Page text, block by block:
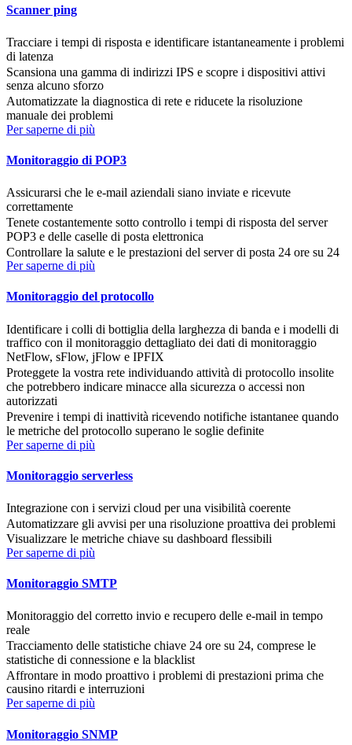
Scanner ping
Tracciare i tempi di risposta e identificare istantaneamente i problemi
di latenza
Scansiona una gamma di indirizzi IPS e scopre i dispositivi attivi
senza alcuno sforzo
Automatizzate la diagnostica di rete e riducete la risoluzione
manuale dei problemi
Per saperne di più
Monitoraggio di POP3
Assicurarsi che le e-mail aziendali siano inviate e ricevute
correttamente
Tenete costantemente sotto controllo i tempi di risposta del server
POP3 e delle caselle di posta elettronica
Controllare la salute e le prestazioni del server di posta 24 ore su 24
Per saperne di più
Monitoraggio del protocollo
Identificare i colli di bottiglia della larghezza di banda e i modelli di
traffico con il monitoraggio dettagliato dei dati di monitoraggio
NetFlow, sFlow, jFlow e IPFIX
Proteggete la vostra rete individuando attività di protocollo insolite
che potrebbero indicare minacce alla sicurezza o accessi non
autorizzati
Prevenire i tempi di inattività ricevendo notifiche istantanee quando
le metriche del protocollo superano le soglie definite
Per saperne di più
Monitoraggio serverless
Integrazione con i servizi cloud per una visibilità coerente
Automatizzare gli avvisi per una risoluzione proattiva dei problemi
Visualizzare le metriche chiave su dashboard flessibili
Per saperne di più
Monitoraggio SMTP
Monitoraggio del corretto invio e recupero delle e-mail in tempo
reale
Tracciamento delle statistiche chiave 24 ore su 24, comprese le
statistiche di connessione e la blacklist
Affrontare in modo proattivo i problemi di prestazioni prima che
causino ritardi e interruzioni
Per saperne di più
Monitoraggio SNMP